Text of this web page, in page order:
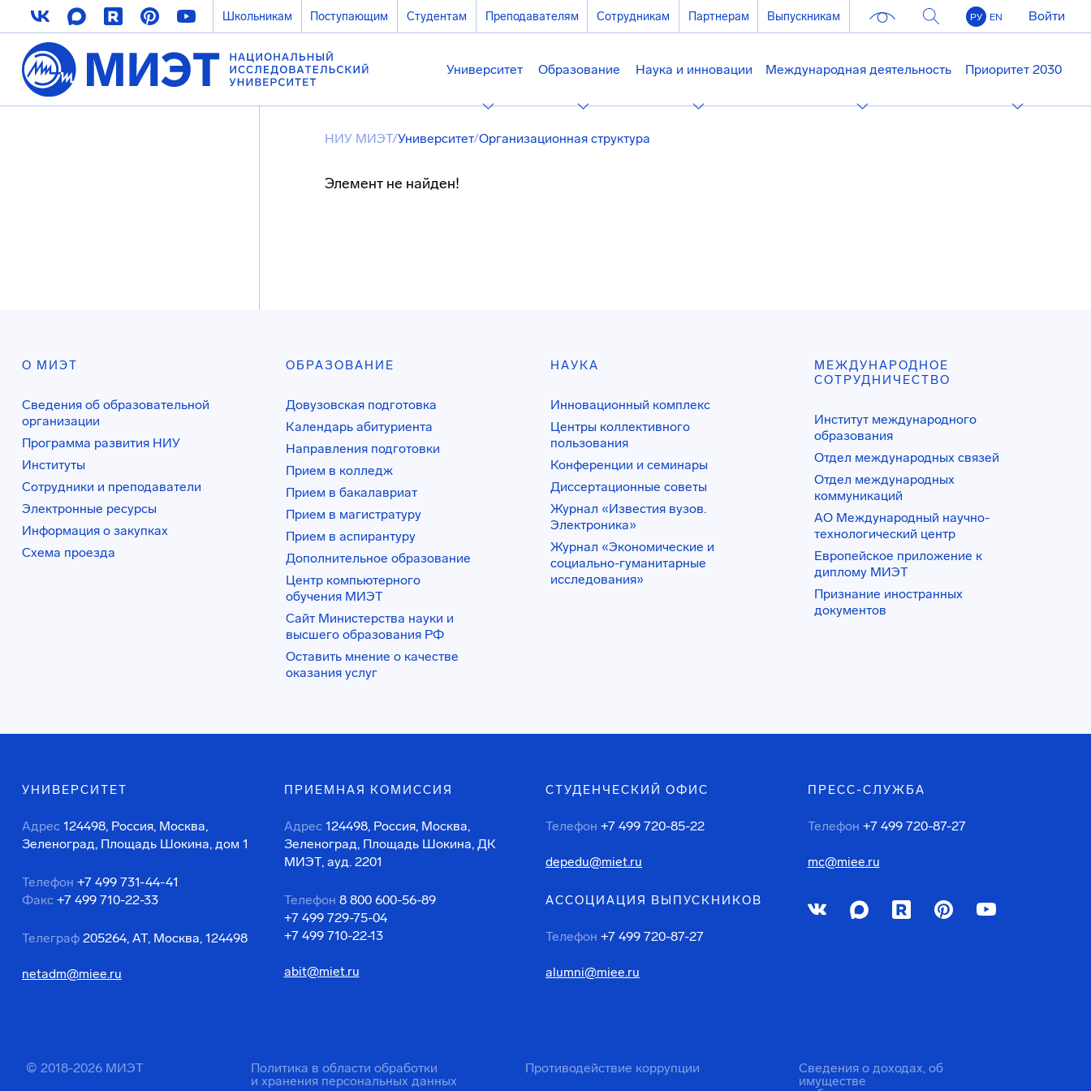
Школьникам Поступающим Студентам Преподавателям Сотрудникам Партнерам Выпускникам РУ EN Войти
Университет Образование Наука и инновации Международная деятельность Приоритет 2030
НИУ МИЭТ/Университет/Организационная структура
Элемент не найден!
О МИЭТ
Сведения об образовательной
организации
Программа развития НИУ
Институты
Сотрудники и преподаватели
Электронные ресурсы
Информация о закупках
Схема проезда
ОБРАЗОВАНИЕ
Довузовская подготовка
Календарь абитуриента
Направления подготовки
Прием в колледж
Прием в бакалавриат
Прием в магистратуру
Прием в аспирантуру
Дополнительное образование
Центр компьютерного
обучения МИЭТ
Сайт Министерства науки и
высшего образования РФ
Оставить мнение о качестве
оказания услуг
НАУКА
Инновационный комплекс
Центры коллективного
пользования
Конференции и семинары
Диссертационные советы
Журнал «Известия вузов.
Электроника»
Журнал «Экономические и
социально-гуманитарные
исследования»
МЕЖДУНАРОДНОЕ
СОТРУДНИЧЕСТВО
Институт международного
образования
Отдел международных связей
Отдел международных
коммуникаций
АО Международный научно-
технологический центр
Европейское приложение к
диплому МИЭТ
Признание иностранных
документов
УНИВЕРСИТЕТ
Адрес 124498, Россия, Москва,
Зеленоград, Площадь Шокина, дом 1
Телефон +7 499 731-44-41
Факс +7 499 710-22-33
Телеграф 205264, АТ, Москва, 124498
netadm@miee.ru
ПРИЕМНАЯ КОМИССИЯ
Адрес 124498, Россия, Москва,
Зеленоград, Площадь Шокина, ДК
МИЭТ, ауд. 2201
Телефон 8 800 600-56-89
+7 499 729-75-04
+7 499 710-22-13
abit@miet.ru
СТУДЕНЧЕСКИЙ ОФИС
Телефон +7 499 720-85-22
depedu@miet.ru
АССОЦИАЦИЯ ВЫПУСКНИКОВ
Телефон +7 499 720-87-27
alumni@miee.ru
ПРЕСС-СЛУЖБА
Телефон +7 499 720-87-27
mc@miee.ru
© 2018-2026 МИЭТ
Политика в области обработки
и хранения персональных данных
Противодействие коррупции
Сведения о доходах, об
имуществе